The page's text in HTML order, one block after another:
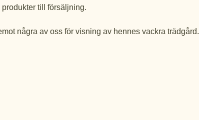
till försäljning.
några av oss för visning av hennes vackra trädgård.